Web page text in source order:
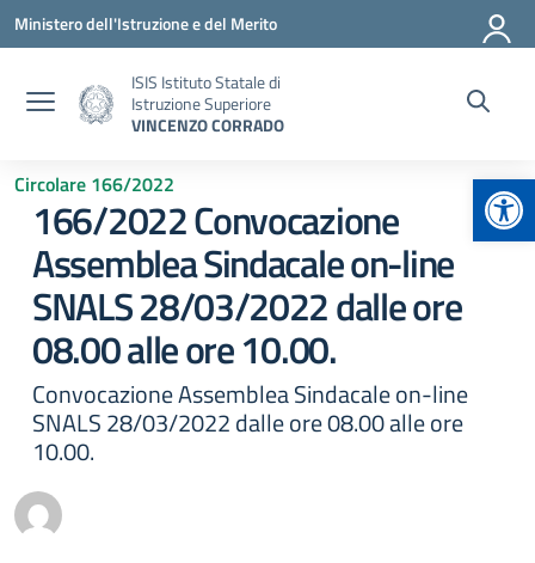
Vai ai contenuti
Vai al menu di navigazione
Vai al footer
Ministero dell'Istruzione e del Merito
ISIS Istituto Statale di
Istruzione Superiore
VINCENZO CORRADO
Circolare 166/2022
166/2022 Convocazione
Assemblea Sindacale on-line
SNALS 28/03/2022 dalle ore
08.00 alle ore 10.00.
Convocazione Assemblea Sindacale on-line
SNALS 28/03/2022 dalle ore 08.00 alle ore
10.00.